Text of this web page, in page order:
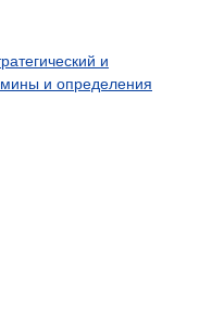
и
и определения